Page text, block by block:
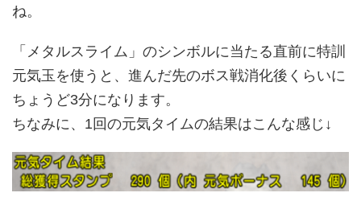
ね。
「メタルスライム」のシンボルに当たる直前に特訓
元気玉を使うと、進んだ先のボス戦消化後くらいに
ちょうど3分になります。
ちなみに、1回の元気タイムの結果はこんな感じ↓